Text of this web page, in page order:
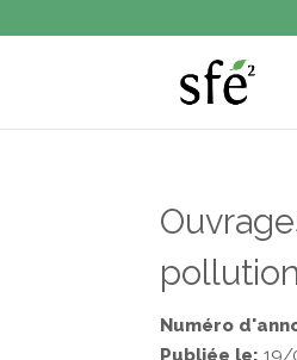
Numéro
Publiée le: 19/